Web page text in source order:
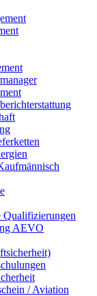
Qualifizierungen
AEVO
/ Aviation